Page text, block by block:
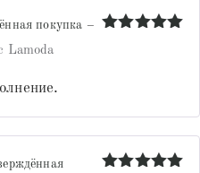
покупка –
Lamoda